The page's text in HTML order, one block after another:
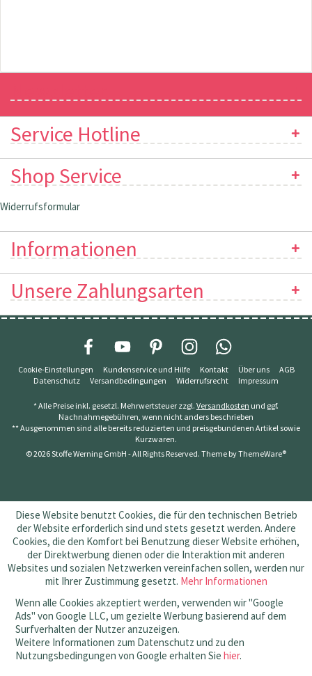
Service Hotline
Shop Service
Widerrufsformular
Informationen
Unsere Zahlungsarten
Cookie-Einstellungen Kundenservice und Hilfe Kontakt Über uns
AGB
Datenschutz
Versandbedingungen Widerrufsrecht Impressum
* Alle Preise inkl. gesetzl. Mehrwertsteuer zzgl. Versandkosten und ggf.
Nachnahmegebühren, wenn nicht anders beschrieben
** Ausgenommen sind alle bereits reduzierten und preisgebundenen Artikel sowie
Kurzwaren.
© 2026 Stoffe Werning GmbH - All Rights Reserved. Theme byThemeWare®
Diese Website benutzt Cookies, die für den technischen Betrieb
der Website erforderlich sind und stets gesetzt werden. Andere
Cookies, die den Komfort bei Benutzung dieser Website erhöhen,
der Direktwerbung dienen oder die Interaktion mit anderen
Websites und sozialen Netzwerken vereinfachen sollen, werden nur
mit Ihrer Zustimmung gesetzt. Mehr Informationen
Wenn alle Cookies akzeptiert werden, verwenden wir "Google
Ads" von Google LLC, um gezielte Werbung basierend auf dem
Surfverhalten der Nutzer anzuzeigen.
Weitere Informationen zum Datenschutz und zu den
Nutzungsbedingungen von Google erhalten Sie hier.